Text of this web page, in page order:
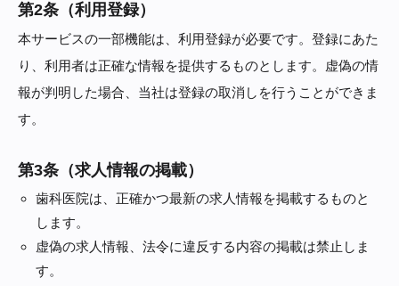
第2条（利用登録）
本サービスの一部機能は、利用登録が必要です。登録にあた
り、利用者は正確な情報を提供するものとします。虚偽の情
報が判明した場合、当社は登録の取消しを行うことができま
す。
第3条（求人情報の掲載）
歯科医院は、正確かつ最新の求人情報を掲載するものと
します。
虚偽の求人情報、法令に違反する内容の掲載は禁止しま
す。